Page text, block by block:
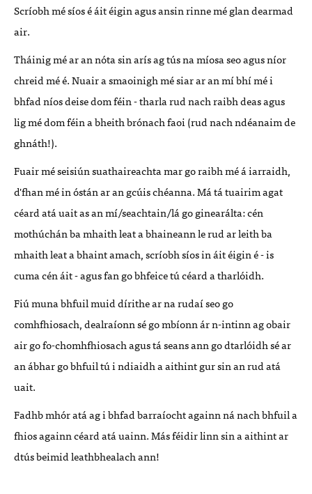
Scríobh mé síos é áit éigin agus ansin rinne mé glan dearmad
air.
Tháinig mé ar an nóta sin arís ag tús na míosa seo agus níor
chreid mé é. Nuair a smaoinigh mé siar ar an mí bhí mé i
bhfad níos deise dom féin - tharla rud nach raibh deas agus
lig mé dom féin a bheith brónach faoi (rud nach ndéanaim de
ghnáth!).
Fuair mé seisiún suathaireachta mar go raibh mé á iarraidh,
d'fhan mé in óstán ar an gcúis chéanna. Má tá tuairim agat
céard atá uait as an mí/seachtain/lá go ginearálta: cén
mothúchán ba mhaith leat a bhaineann le rud ar leith ba
mhaith leat a bhaint amach, scríobh síos in áit éigin é - is
cuma cén áit - agus fan go bhfeice tú céard a tharlóidh.
Fiú muna bhfuil muid dírithe ar na rudaí seo go
comhfhiosach, dealraíonn sé go mbíonn ár n-intinn ag obair
air go fo-chomhfhiosach agus tá seans ann go dtarlóidh sé ar
an ábhar go bhfuil tú i ndiaidh a aithint gur sin an rud atá
uait.
Fadhb mhór atá ag i bhfad barraíocht againn ná nach bhfuil a
fhios againn céard atá uainn. Más féidir linn sin a aithint ar
dtús beimid leathbhealach ann!